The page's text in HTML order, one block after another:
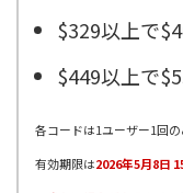
$329以上で
$449以上で
各コードは1ユーザー1回の
有効期限は2026年5月8日